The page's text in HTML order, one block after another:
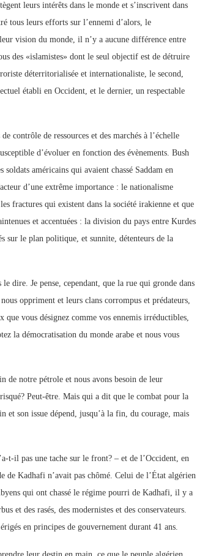
leurs intérêts dans le monde et s’inscrivent dans
tous leurs efforts sur l’ennemi d’alors, le
vision du monde, il n’y a aucune différence entre
des «islamistes» dont le seul objectif est de détruire
déterritorialisée et internationaliste, le second,
établi en Occident, et le dernier, un respectable
contrôle de ressources et des marchés à l’échelle
d’évoluer en fonction des évènements. Bush
américains qui avaient chassé Saddam en
d’une extrême importance : le nationalisme
fractures qui existent dans la société irakienne et que
et accentuées : la division du pays entre Kurdes
sur le plan politique, et sunnite, détenteurs de la
dire. Je pense, cependant, que la rue qui gronde dans
oppriment et leurs clans corrompus et prédateurs,
que vous désignez comme vos ennemis irréductibles,
la démocratisation du monde arabe et nous vous
de notre pétrole et nous avons besoin de leur
Peut-être. Mais qui a dit que le combat pour la
et son issue dépend, jusqu’à la fin, du courage, mais
t-il pas une tache sur le front? – et de l’Occident, en
de Kadhafi n’avait pas chômé. Celui de l’État algérien
qui ont chassé le régime pourri de Kadhafi, il y a
et des rasés, des modernistes et des conservateurs.
en principes de gouvernement durant 41 ans.